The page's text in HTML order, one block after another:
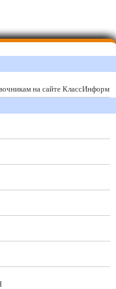
на сайте КлассИнформ